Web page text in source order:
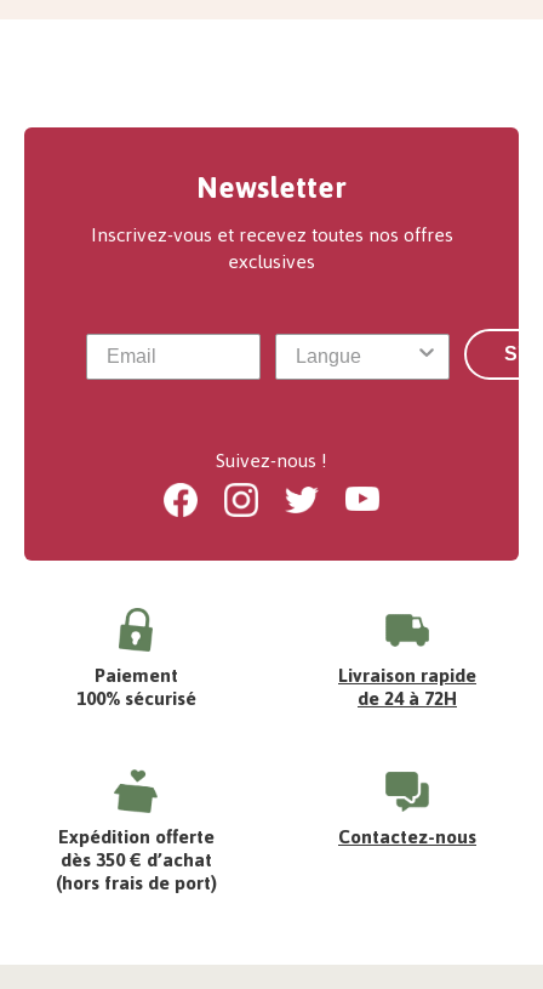
Newsletter
Inscrivez-vous et recevez toutes nos offres
exclusives
Suivez-nous !
FacebookInstagramTwitter Youtube
Paiement
100% sécurisé
Livraison rapide
de 24 à 72H
Expédition offerte
dès 350 € d’achat
(hors frais de port)
Contactez-nous